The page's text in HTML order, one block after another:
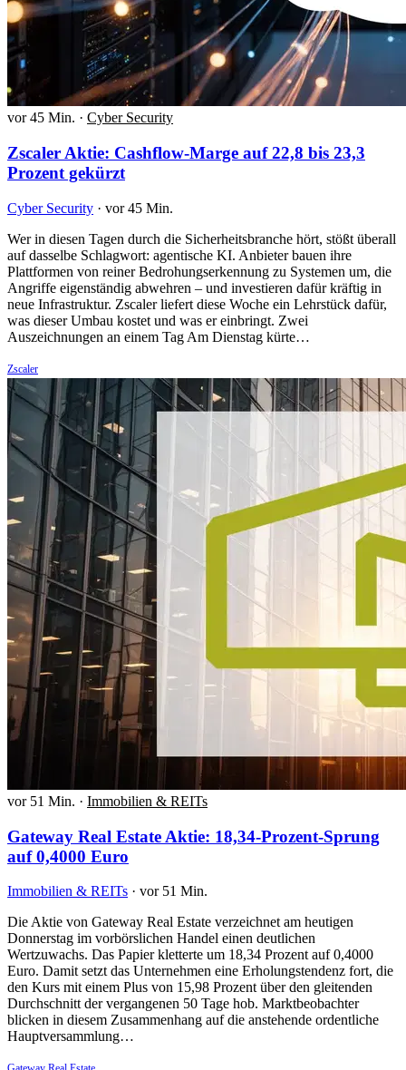
vor 45 Min. · Cyber Security
Zscaler Aktie: Cashflow-Marge auf 22,8 bis 23,3
Prozent gekürzt
Cyber Security · vor 45 Min.
Wer in diesen Tagen durch die Sicherheitsbranche hört, stößt überall
auf dasselbe Schlagwort: agentische KI. Anbieter bauen ihre
Plattformen von reiner Bedrohungserkennung zu Systemen um, die
Angriffe eigenständig abwehren – und investieren dafür kräftig in
neue Infrastruktur. Zscaler liefert diese Woche ein Lehrstück dafür,
was dieser Umbau kostet und was er einbringt. Zwei
Auszeichnungen an einem Tag Am Dienstag kürte…
Zscaler
vor 51 Min. · Immobilien & REITs
Gateway Real Estate Aktie: 18,34-Prozent-Sprung
auf 0,4000 Euro
Immobilien & REITs · vor 51 Min.
Die Aktie von Gateway Real Estate verzeichnet am heutigen
Donnerstag im vorbörslichen Handel einen deutlichen
Wertzuwachs. Das Papier kletterte um 18,34 Prozent auf 0,4000
Euro. Damit setzt das Unternehmen eine Erholungstendenz fort, die
den Kurs mit einem Plus von 15,98 Prozent über den gleitenden
Durchschnitt der vergangenen 50 Tage hob. Marktbeobachter
blicken in diesem Zusammenhang auf die anstehende ordentliche
Hauptversammlung…